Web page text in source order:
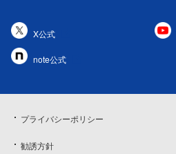
X公式
note公式
プライバシーポリシー
勧誘方針